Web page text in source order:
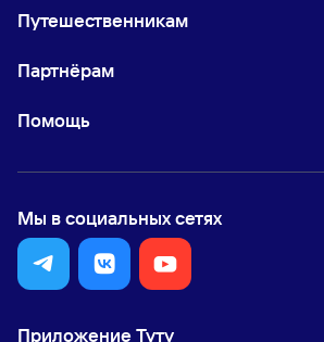
Путешественникам
Партнёрам
Помощь
Мы в социальных сетях
Приложение Туту